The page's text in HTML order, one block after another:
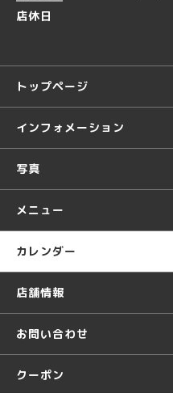
店休日
トップページ
インフォメーション
写真
メニュー
カレンダー
店舗情報
お問い合わせ
クーポン